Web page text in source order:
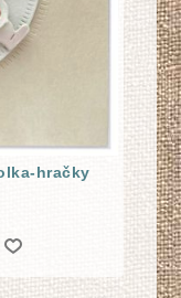
hračky